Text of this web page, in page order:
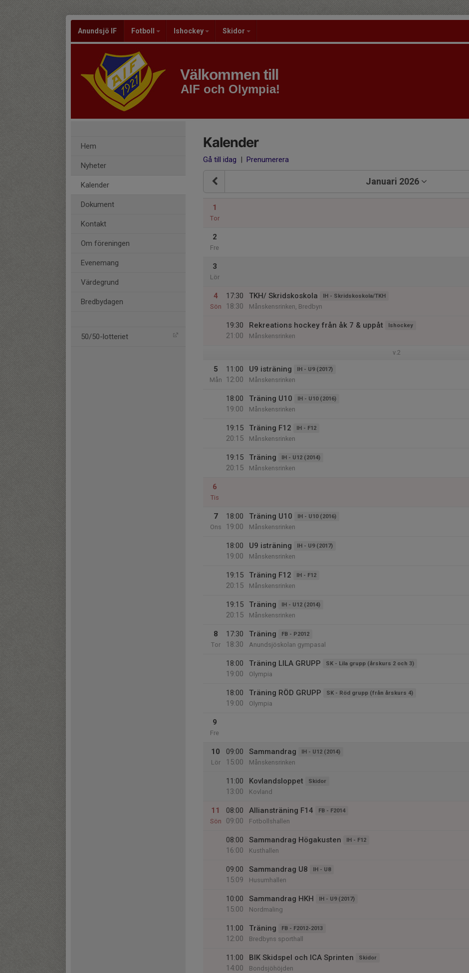
Anundsjö IF Fotboll Ishockey Skidor
Välkommen till
AIF och Olympia!
Hem
Nyheter
Kalender
Dokument
Kontakt
Om föreningen
Evenemang
Värdegrund
Bredbydagen
50/50-lotteriet
Kalender
Gå till idag | Prenumerera
Januari 2026
1
Tor
2
Fre
3
Lör
4
Sön
17:30
18:30
TKH/ Skridskoskola IH - Skridskoskola/TKH
Månskensrinken, Bredbyn
19:30
21:00
Rekreations hockey från åk 7 & uppåt Ishockey
Månskensrinken
v.2
5
Mån
11:00
12:00
U9 isträning IH - U9 (2017)
Månskensrinken
18:00
19:00
Träning U10 IH - U10 (2016)
Månskensrinken
19:15
20:15
Träning F12 IH - F12
Månskensrinken
19:15
20:15
Träning IH - U12 (2014)
Månskensrinken
6
Tis
7
Ons
18:00
19:00
Träning U10 IH - U10 (2016)
Månskensrinken
18:00
19:00
U9 isträning IH - U9 (2017)
Månskensrinken
19:15
20:15
Träning F12 IH - F12
Månskensrinken
19:15
20:15
Träning IH - U12 (2014)
Månskensrinken
8
Tor
17:30
18:30
Träning FB - P2012
Anundsjöskolan gympasal
18:00
19:00
Träning LILA GRUPP SK - Lila grupp (årskurs 2 och 3)
Olympia
18:00
19:00
Träning RÖD GRUPP SK - Röd grupp (från årskurs 4)
Olympia
9
Fre
10
Lör
09:00
15:00
Sammandrag IH - U12 (2014)
Månskensrinken
11:00
13:00
Kovlandsloppet Skidor
Kovland
11
Sön
08:00
09:00
Alliansträning F14 FB - F2014
Fotbollshallen
08:00
16:00
Sammandrag Högakusten IH - F12
Kusthallen
09:00
15:09
Sammandrag U8 IH - U8
Husumhallen
10:00
15:00
Sammandrag HKH IH - U9 (2017)
Nordmaling
11:00
12:00
Träning FB - F2012-2013
Bredbyns sporthall
11:00
14:00
BIK Skidspel och ICA Sprinten Skidor
Bondsjöhöjden